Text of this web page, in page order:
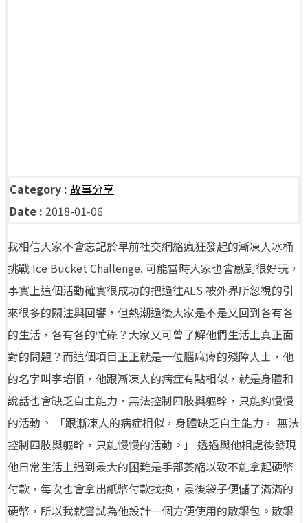
Category : 故事分享
Date : 2018-01-06
我相信大家不會忘記於早前社交網絡瘋狂發起的漸凍人冰桶
挑戰 Ice Bucket Challenge. 可能當時大家也會感到很好玩，
事實上這個活動確實很成功的把過往ALS 被外界所忽視的引
來很多的關注與回響，但熱潮過後大家是不是又回到各有各
的生活，各有各的忙碌？大家又可曾了解他們生活上真正面
對的問題？而這個項目正正就是一位腦麻痺的殘障人士，他
的名字叫李培順，他跟漸凍人的病症有點相似，就是身體和
說話也會缺乏自主能力，無法控制四肢與軀幹，只能夠慢慢
的活動。 「跟漸凍人的病症相似，身體缺乏自主能力， 無法
控制四肢與軀幹，只能慢慢的活動。」 透過與他相處後發現
他日常生活上遇到最大的困難是手部萎縮以致不能拿起硬幣
付款，每次也會拿出紙幣付款找換，最後袋子便儲了滿滿的
硬幣，所以我就嘗試為他設計一個方便使用的散銀包。散銀